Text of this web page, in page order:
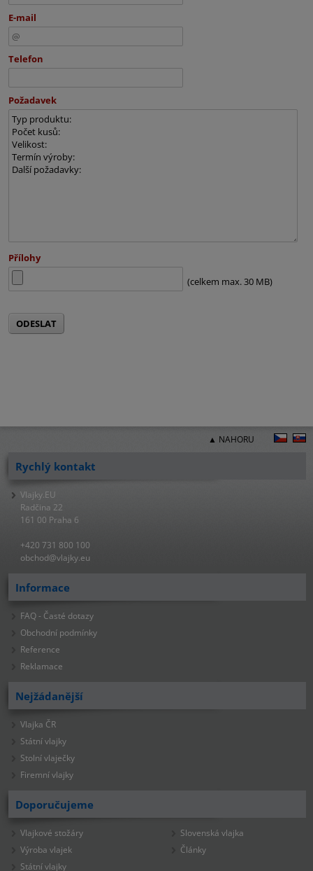
E-mail
Telefon
Požadavek
Přílohy
(celkem max. 30 MB)
ODESLAT
▲ NAHORU
Rychlý kontakt
Vlajky.EU
Radčina 22
161 00 Praha 6
+420 731 800 100
obchod@vlajky.eu
Informace
FAQ - Časté dotazy
Obchodní podmínky
Reference
Reklamace
Nejžádanější
Vlajka ČR
Státní vlajky
Stolní vlaječky
Firemní vlajky
Doporučujeme
Vlajkové stožáry
Výroba vlajek
Státní vlajky
Slovenská vlajka
Články